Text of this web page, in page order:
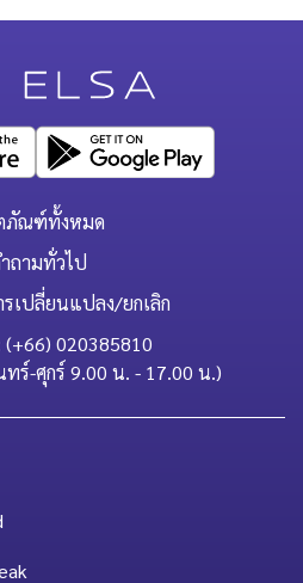
ภัณฑ์ทั้งหมด
ถามทั่วไป
เปลี่ยนแปลง/ยกเลิก
(+66) 020385810
ทร์-ศุกร์ 9.00 น. - 17.00 น.)